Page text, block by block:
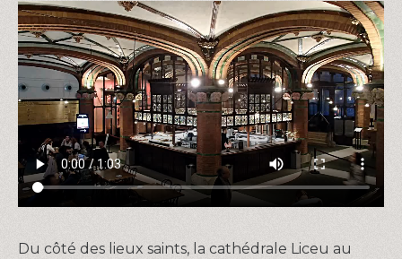
Du côté des lieux saints, la cathédrale Liceu au